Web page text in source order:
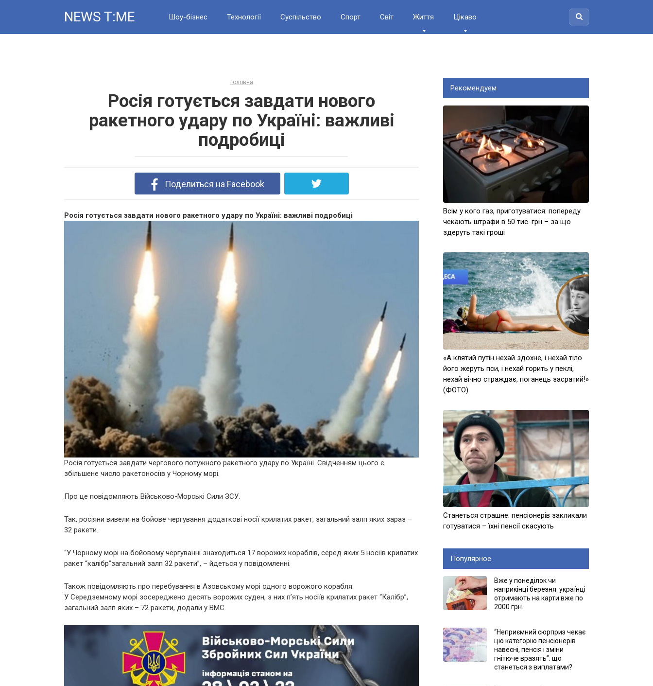
NEWS T:ME Шоу-бізнес Технології Суспільство Спорт Світ Життя Цікаво
Головна
Росія готується завдати нового
ракетного удару по Україні: важливі
подробиці
Поделиться на Facebook
Росія готується завдати нового ракетного удару по Україні: важливі подробиці
Росія готується завдати чергового потужного ракетного удару по Україні. Свідченням цього є
збільшене число ракетоносіїв у Чорному морі.
Про це повідомляють Військово-Морські Сили ЗСУ.
Так, росіяни вивели на бойове чергування додаткові носії крилатих ракет, загальний залп яких зараз –
32 ракети.
“У Чорному морі на бойовому чергуванні знаходиться 17 ворожих кораблів, серед яких 5 носіїв крилатих
ракет “калібр”загальний залп 32 ракети”, – йдеться у повідомленні.
Також повідомляють про перебування в Азовському морі одного ворожого корабля.
У Середземному морі зосереджено десять ворожих суден, з них п’ять носіїв крилатих ракет “Калібр”,
загальний залп яких – 72 ракети, додали у ВМС.
Рекомендуем
Всім у кого газ, приготуватися: попереду
чекають штрафи в 50 тис. грн – за що
здеруть такі гроші
«А клятий путін нехай здохне, і нехай тіло
його жеруть пси, і нехай горить у пеклі,
нехай вічно страждає, поганець засратий!»
(ФОТО)
Станеться страшне: пенсіонерів закликали
готуватися – їхні пенсії скасують
Популярное
Вже у понеділок чи
наприкінці березня: українці
отримають на карти вже по
2000 грн.
“Неприємний сюрприз чекає
цю категорію пенсіонерів
навесні, пенсія і зміни
гнітюче вразять”: що
станеться з виплатами?